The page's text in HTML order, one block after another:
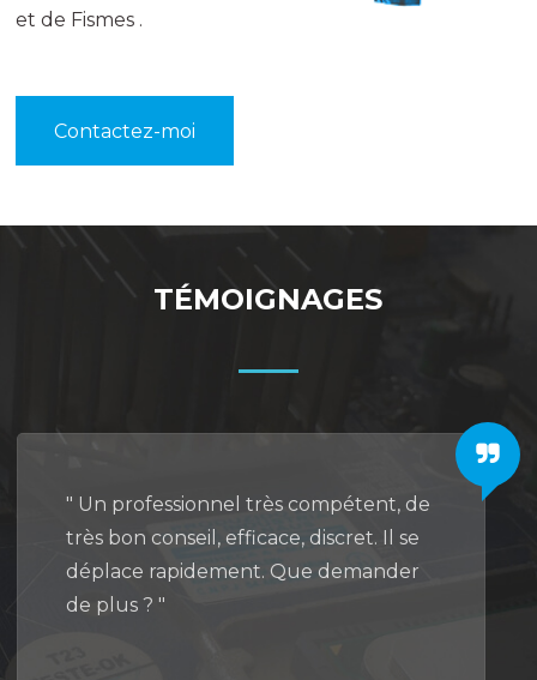
et de Fismes .
Contactez-moi
TÉMOIGNAGES
" Un professionnel très compétent, de
très bon conseil, efficace, discret. Il se
déplace rapidement. Que demander
de plus ? "